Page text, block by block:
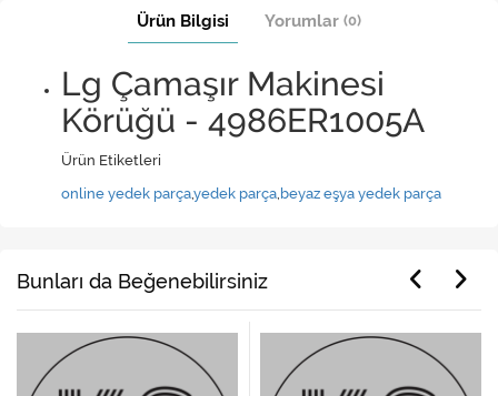
Ürün Bilgisi Yorumlar (0)
Lg Çamaşır Makinesi
Körüğü - 4986ER1005A
Ürün Etiketleri
online yedek parça,yedek parça, beyaz eşya yedek parça
Bunları da Beğenebilirsiniz